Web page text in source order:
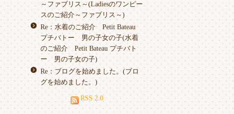
～ファブリス～(Ladiesのワンピー
スのご紹介～ファブリス～)
Re：水着のご紹介 Petit Bateau
プチバトー 男の子女の子(水着
のご紹介 Petit Bateau プチバト
ー 男の子女の子)
Re：ブログを始めました。(ブロ
グを始めました。)
RSS 2.0